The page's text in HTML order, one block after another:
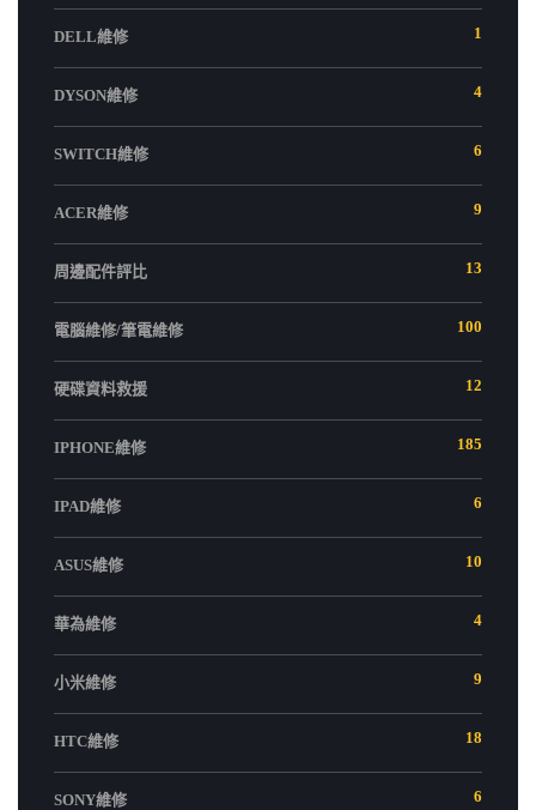
DELL維修 1
DYSON維修 4
SWITCH維修 6
ACER維修 9
周邊配件評比 13
電腦維修/筆電維修 100
硬碟資料救援 12
IPHONE維修 185
IPAD維修 6
ASUS維修 10
華為維修 4
小米維修 9
HTC維修 18
SONY維修 6